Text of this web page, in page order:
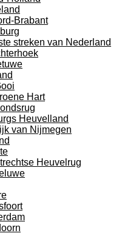
Brabant
streken van Nederland
Hart
Heuvelland
van Nijmegen
Heuvelrug